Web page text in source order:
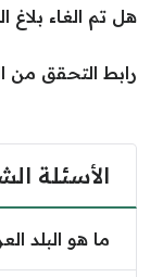
هل تم الغاء بلاغ
رابط التحقق من
الأسئلة
ما هو البلد